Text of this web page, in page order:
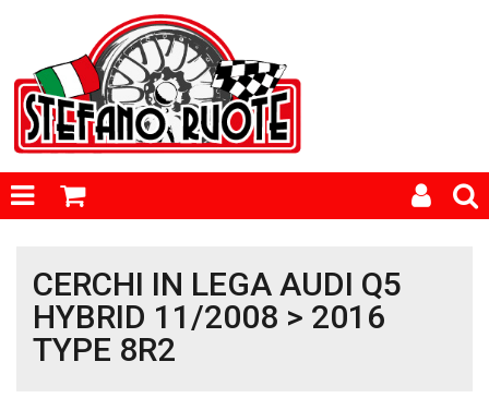
CERCHI IN LEGA AUDI Q5
HYBRID 11/2008 > 2016
TYPE 8R2